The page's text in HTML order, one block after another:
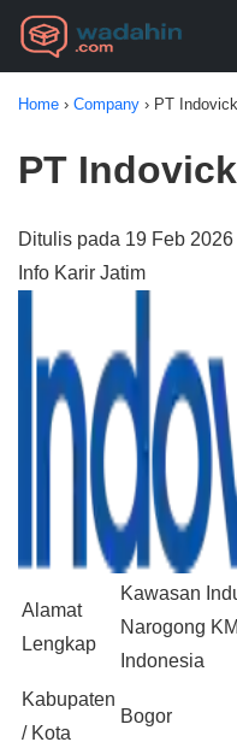
Home › Company › PT
PT
Ditulis pada 19 Feb
Info Karir Jatim
Alamat
Lengkap
Kawasan
Narogong
Indonesia
Kabupaten
/ Kota
Bogor